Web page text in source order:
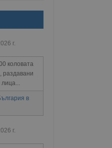
г.
коловата
раздавани
в
г.